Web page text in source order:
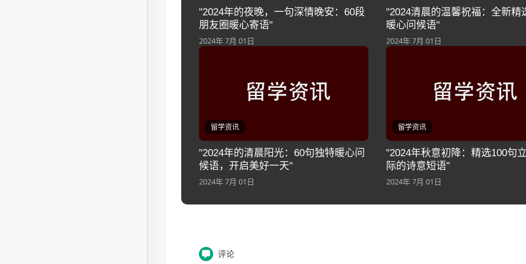
"2024年的夜晚，一句深情晚安：60段
朋友圈暖心寄语"
2024年 7月 01日
"2024清晨的温馨祝福：全新精
暖心问候语"
2024年 7月 01日
留学资讯
"2024年的清晨阳光：60句独特暖心问
候语，开启美好一天"
2024年 7月 01日
留学资讯
"2024年秋意初降：精选100句
际的诗意短语"
2024年 7月 01日
评论